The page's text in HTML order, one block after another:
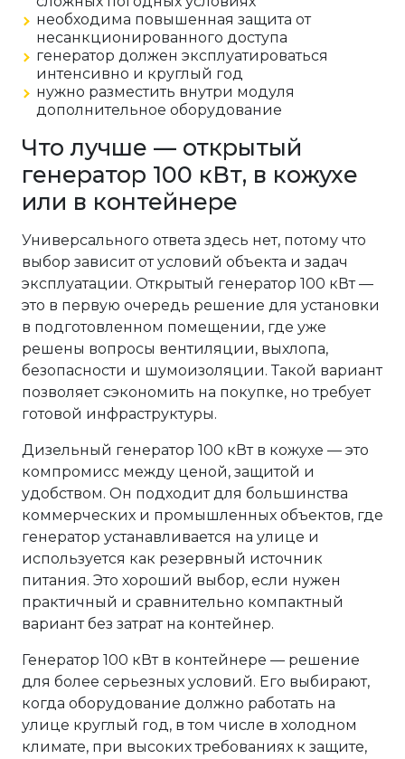
необходима повышенная защита от
несанкционированного доступа
генератор должен эксплуатироваться
интенсивно и круглый год
нужно разместить внутри модуля
дополнительное оборудование
Что лучше — открытый
генератор 100 кВт, в кожухе
или в контейнере
Универсального ответа здесь нет, потому что
выбор зависит от условий объекта и задач
эксплуатации. Открытый генератор 100 кВт —
это в первую очередь решение для установки
в подготовленном помещении, где уже
решены вопросы вентиляции, выхлопа,
безопасности и шумоизоляции. Такой вариант
позволяет сэкономить на покупке, но требует
готовой инфраструктуры.
Дизельный генератор 100 кВт в кожухе — это
компромисс между ценой, защитой и
удобством. Он подходит для большинства
коммерческих и промышленных объектов, где
генератор устанавливается на улице и
используется как резервный источник
питания. Это хороший выбор, если нужен
практичный и сравнительно компактный
вариант без затрат на контейнер.
Генератор 100 кВт в контейнере — решение
для более серьезных условий. Его выбирают,
когда оборудование должно работать на
улице круглый год, в том числе в холодном
климате, при высоких требованиях к защите,